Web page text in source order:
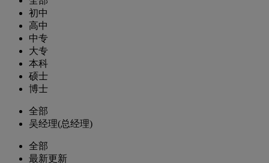
初中
高中
中专
大专
本科
硕士
博士
全部
吴经理(总经理)
全部
最新更新